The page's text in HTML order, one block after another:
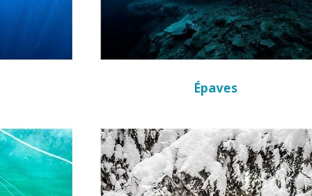
Épaves